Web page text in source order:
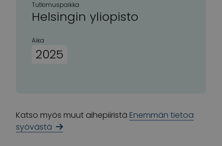
Tutkimuspaikka
Helsingin yliopisto
Aika
2025
Katso myös muut aihepiiristä Enemmän tietoa
syövästä